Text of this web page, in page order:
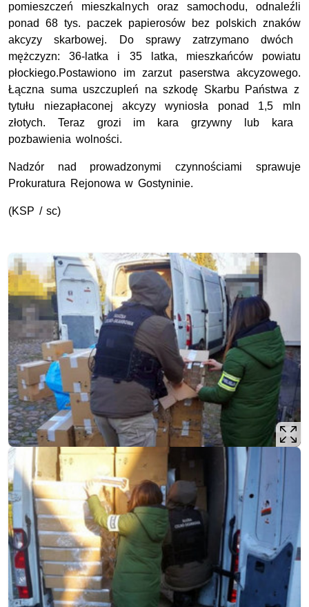
pomieszczeń mieszkalnych oraz samochodu,
odnaleźli
ponad 68 tys. paczek papierosów bez polskich znaków
akcyzyskarbowej.
Do sprawy zatrzymano dwóch
mężczyzn:
36-latka i 35 latka,
mieszkańców powiatu
płockiego.Postawiono im zarzut paserstwa akcyzowego.
Łączna suma uszczupleń na szkodę Skarbu Państwa z
tytułu niezapłaconej akcyzy wyniosła ponad 1,5 mln
złotych. Teraz grozi im kara grzywny
lub kara
pozbawienia wolności.
Nadzór nad prowadzonymi czynnościami sprawuje
Prokuratura Rejonowa w Gostyninie.
(KSP / sc)